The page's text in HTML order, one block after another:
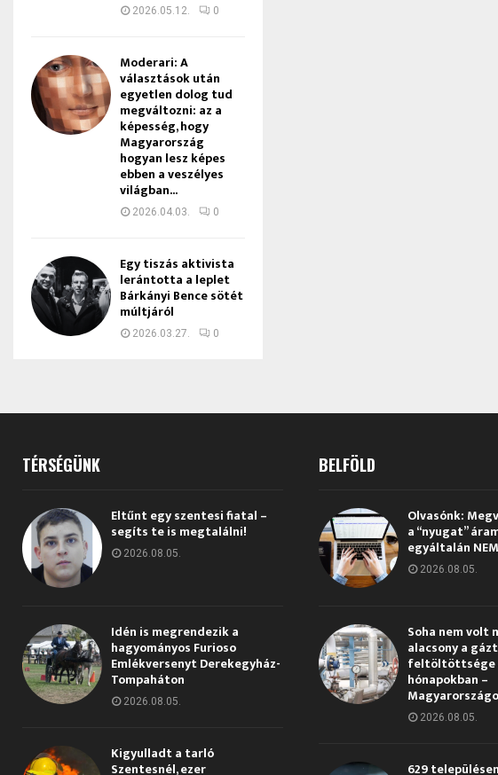
2026.05.12. 0
Moderari: A
választások után
egyetlen dolog tud
megváltozni: az a
képesség, hogy
Magyarország
hogyan lesz képes
ebben a veszélyes
világban...
2026.04.03. 0
Egy tiszás aktivista
lerántotta a leplet
Bárkányi Bence sötét
múltjáról
2026.03.27. 0
TÉRSÉGÜNK
Eltűnt egy szentesi fiatal –
segíts te is megtalálni!
2026.08.05.
Idén is megrendezik a
hagyományos Furioso
Emlékversenyt Derekegyház-
Tompaháton
2026.08.05.
Kigyulladt a tarló
Szentesnél, ezer
BELFÖLD
Olvasónk:
a “nyugat”
egyáltalán
2026.08.05.
Soha nem volt
alacsony a
feltöltöttsége
hónapokban –
2026.08.05.
629